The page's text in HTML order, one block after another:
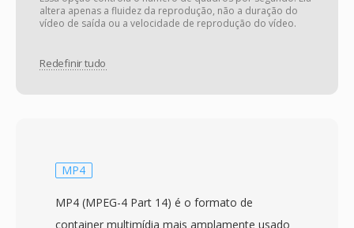
altera apenas a fluidez da reprodução, não a duração do
vídeo de saída ou a velocidade de reprodução do vídeo.
Redefinir tudo
MP4
MP4 (MPEG-4 Part 14) é o formato de
container multimídia mais amplamente usado